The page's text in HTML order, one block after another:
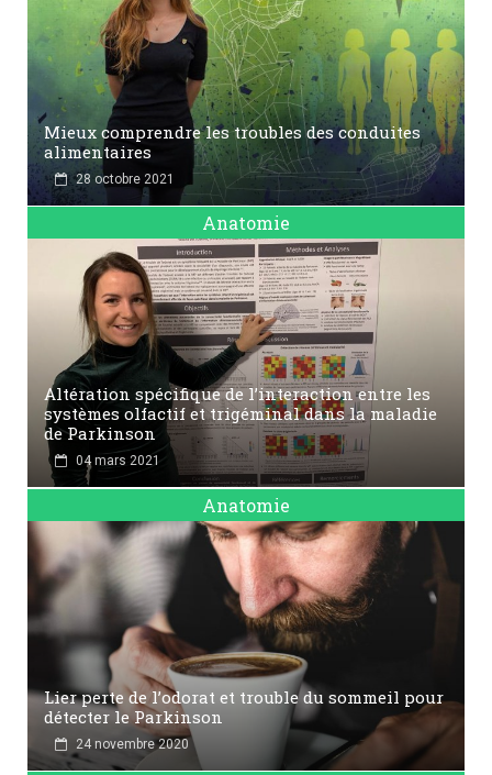
Mieux comprendre les troubles des conduites
alimentaires
28 octobre 2021
Anatomie
Altération spécifique de l’interaction entre les
systèmes olfactif et trigéminal dans la maladie
de Parkinson
04 mars 2021
Anatomie
Lier perte de l’odorat et trouble du sommeil pour
détecter le Parkinson
24 novembre 2020